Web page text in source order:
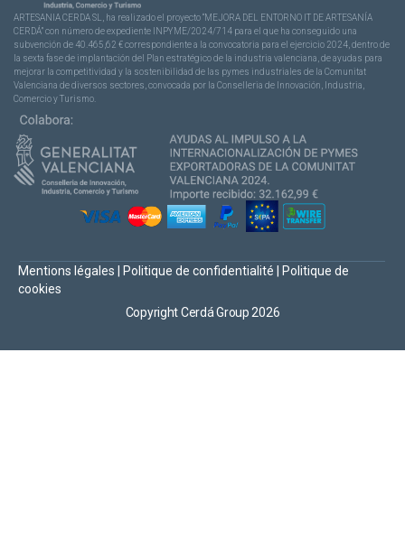
ARTESANIA CERDA SL, ha realizado el proyecto “MEJORA DEL ENTORNO IT DE ARTESANÍA
CERDÁ” con número de expediente INPYME/2024/714 para el que ha conseguido una
subvención de 40.465,62 € correspondiente a la convocatoria para el ejercicio 2024, dentro de
la sexta fase de implantación del Plan estratégico de la industria valenciana, de ayudas para
mejorar la competitividad y la sostenibilidad de las pymes industriales de la Comunitat
Valenciana de diversos sectores, convocada por la Conselleria de Innovación, Industria,
Comercio y Turismo.
Copyright Cerdá Group 2026
Mentions légales Politique de confidentialité
Politique de
cookies